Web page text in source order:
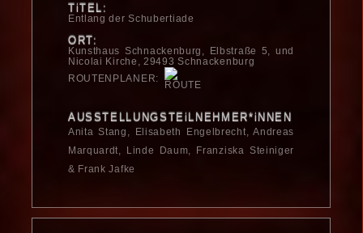
TiTEL:
Entlang der Schubertiade
ORT:
Kunsthaus Schnacken­burg, Elbstraße 5, und
Nicolai Kirche, 29493 Schnackenburg
ROUTENPLANER:
AUSSTELLUNGSTEiLNEHMER*iNNEN
Anita Stang, Elisabeth Engelbrecht, Andreas
Marquardt, Linde Daum, Franziska Steiniger
& Frank Jafke